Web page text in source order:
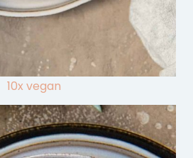
10x vegan